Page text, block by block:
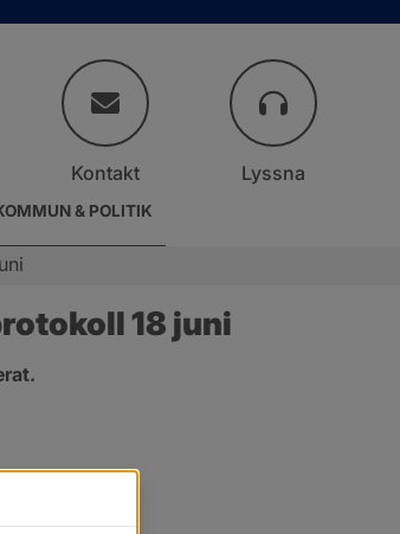
& POLITIK
Kontakt Lyssna
18 juni